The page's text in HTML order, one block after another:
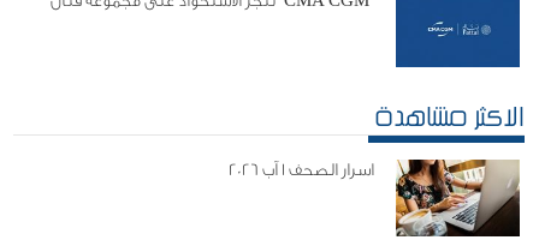
الاكثر مشاهدة
اسرار الصحف 1 آب 2026